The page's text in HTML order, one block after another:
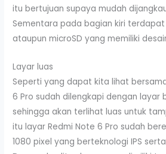
itu bertujuan supaya mudah
Sementara pada bagian kiri terdapat
ataupun microSD yang memiliki
Layar luas
Seperti yang dapat kita lihat
6 Pro sudah dilengkapi dengan layar
sehingga akan terlihat luas untuk
itu layar Redmi Note 6 Pro sudah
1080 pixel yang berteknologi IPS